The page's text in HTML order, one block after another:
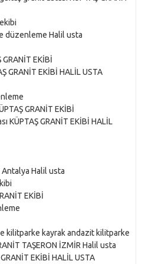
düzenleme Halil usta
GRANİT EKİBİ
GRANİT EKİBİ HALİL USTA
GRANİT EKİBİ
KÜPTAŞ GRANİT EKİBİ HALİL
Halil usta
EKİBİ
kilitparke kayrak andazit kilitparke
TAŞERON İZMİR Halil usta
EKİBİ HALİL USTA